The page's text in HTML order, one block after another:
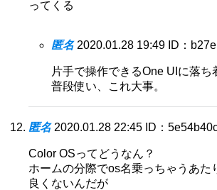
ってくる
匿名 2020.01.28 19:49 ID：
片手で操作できるOne UIに落ち
普段使い、これ大事。
匿名 2020.01.28 22:45 ID：
Color OSってどうなん？
ホームの分際でos名乗っちゃうあた
良くないんだが